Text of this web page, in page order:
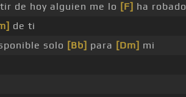
de hoy alguien me lo [F] ha robado
de ti
solo [Bb] para [Dm] mi